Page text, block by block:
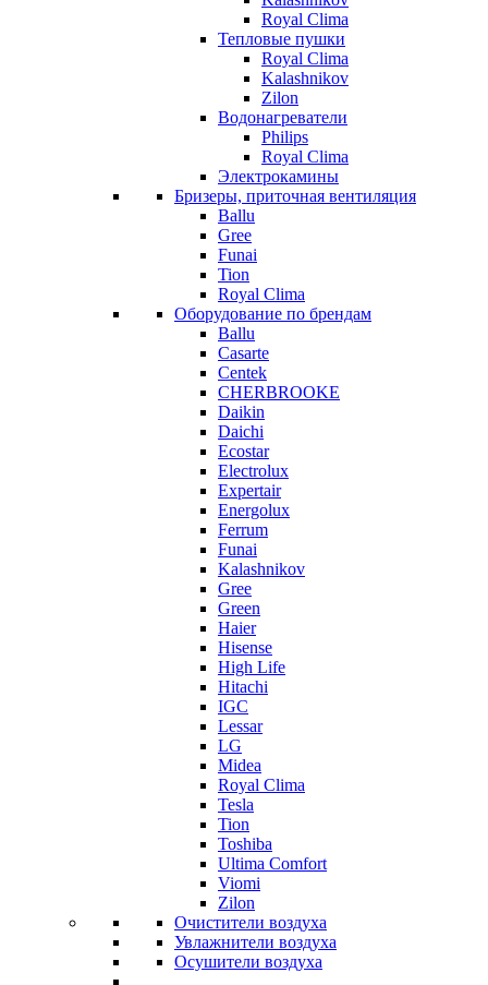
Royal Clima
Тепловые пушки
Royal Clima
Kalashnikov
Zilon
Водонагреватели
Philips
Royal Clima
Электрокамины
Бризеры, приточная вентиляция
Ballu
Gree
Funai
Tion
Royal Clima
Оборудование по брендам
Ballu
Casarte
Centek
CHERBROOKE
Daikin
Daichi
Ecostar
Electrolux
Expertair
Energolux
Ferrum
Funai
Kalashnikov
Gree
Grеen
Haier
Hisense
High Life
Hitachi
IGC
Lessar
LG
Midea
Royal Clima
Tesla
Tion
Toshiba
Ultima Comfort
Viomi
Zilon
Очистители воздуха
Увлажнители воздуха
Осушители воздуха